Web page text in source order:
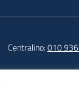
Centralino:010